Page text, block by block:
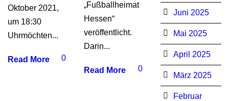
Oktober 2021,
um 18:30
Uhrmöchten...
Read More 0
„Fußballheimat
Hessen“
veröffentlicht.
Darin...
Read More 0
Juni 2025
Mai 2025
April 2025
März 2025
Februar